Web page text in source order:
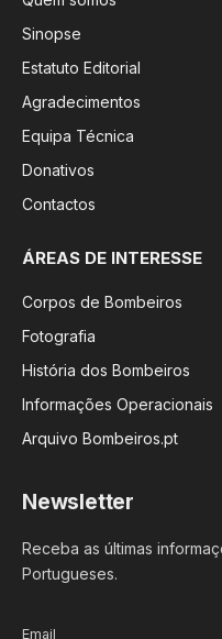
Sinopse
Estatuto Editorial
Agradecimentos
Equipa Técnica
Donativos
Contactos
ÁREAS DE INTERESSE
Corpos de Bombeiros
Fotografia
História dos Bombeiros
Informações Operacionais
Arquivo Bombeiros.pt
Newsletter
Receba as últimas
Portugueses.
Email